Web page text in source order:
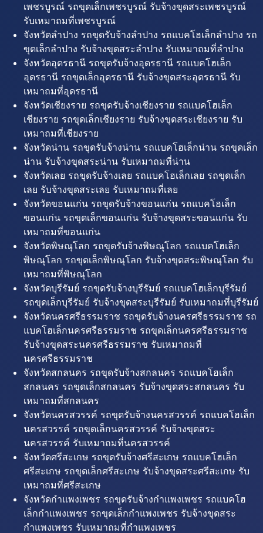
เพชรบูรณ์ รถขุดเล็กเพชรบูรณ์ รับจ้างขุดสระเพชรบูรณ์
รับเหมาถมที่เพชรบูรณ์
จังหวัดลำปาง รถขุดรับจ้างลำปาง รถแบคโฮเล็กลำปาง รถ
ขุดเล็กลำปาง รับจ้างขุดสระลำปาง รับเหมาถมที่ลำปาง
จังหวัดอุดรธานี รถขุดรับจ้างอุดรธานี รถแบคโฮเล็ก
อุดรธานี รถขุดเล็กอุดรธานี รับจ้างขุดสระอุดรธานี รับ
เหมาถมที่อุดรธานี
จังหวัดเชียงราย รถขุดรับจ้างเชียงราย รถแบคโฮเล็ก
เชียงราย รถขุดเล็กเชียงราย รับจ้างขุดสระเชียงราย รับ
เหมาถมที่เชียงราย
จังหวัดน่าน รถขุดรับจ้างน่าน รถแบคโฮเล็กน่าน รถขุดเล็ก
น่าน รับจ้างขุดสระน่าน รับเหมาถมที่น่าน
จังหวัดเลย รถขุดรับจ้างเลย รถแบคโฮเล็กเลย รถขุดเล็ก
เลย รับจ้างขุดสระเลย รับเหมาถมที่เลย
จังหวัดขอนแก่น รถขุดรับจ้างขอนแก่น รถแบคโฮเล็ก
ขอนแก่น รถขุดเล็กขอนแก่น รับจ้างขุดสระขอนแก่น รับ
เหมาถมที่ขอนแก่น
จังหวัดพิษณุโลก รถขุดรับจ้างพิษณุโลก รถแบคโฮเล็ก
พิษณุโลก รถขุดเล็กพิษณุโลก รับจ้างขุดสระพิษณุโลก รับ
เหมาถมที่พิษณุโลก
จังหวัดบุรีรัมย์ รถขุดรับจ้างบุรีรัมย์ รถแบคโฮเล็กบุรีรัมย์
รถขุดเล็กบุรีรัมย์ รับจ้างขุดสระบุรีรัมย์ รับเหมาถมที่บุรีรัมย์
จังหวัดนครศรีธรรมราช รถขุดรับจ้างนครศรีธรรมราช รถ
แบคโฮเล็กนครศรีธรรมราช รถขุดเล็กนครศรีธรรมราช
รับจ้างขุดสระนครศรีธรรมราช รับเหมาถมที่
นครศรีธรรมราช
จังหวัดสกลนคร รถขุดรับจ้างสกลนคร รถแบคโฮเล็ก
สกลนคร รถขุดเล็กสกลนคร รับจ้างขุดสระสกลนคร รับ
เหมาถมที่สกลนคร
จังหวัดนครสวรรค์ รถขุดรับจ้างนครสวรรค์ รถแบคโฮเล็ก
นครสวรรค์ รถขุดเล็กนครสวรรค์ รับจ้างขุดสระ
นครสวรรค์ รับเหมาถมที่นครสวรรค์
จังหวัดศรีสะเกษ รถขุดรับจ้างศรีสะเกษ รถแบคโฮเล็ก
ศรีสะเกษ รถขุดเล็กศรีสะเกษ รับจ้างขุดสระศรีสะเกษ รับ
เหมาถมที่ศรีสะเกษ
จังหวัดกำแพงเพชร รถขุดรับจ้างกำแพงเพชร รถแบคโฮ
เล็กกำแพงเพชร รถขุดเล็กกำแพงเพชร รับจ้างขุดสระ
กำแพงเพชร รับเหมาถมที่กำแพงเพชร